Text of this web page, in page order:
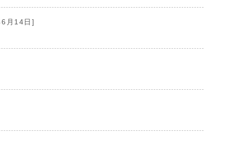
月14日]